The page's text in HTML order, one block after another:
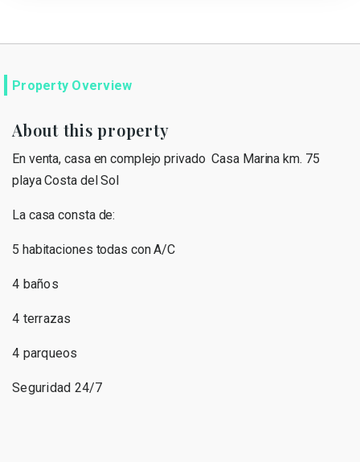
Property Overview
About this property
En venta, casa en complejo privado Casa Marina km. 75
playa Costa del Sol
La casa consta de:
5 habitaciones todas con A/C
4 baños
4 terrazas
4 parqueos
Seguridad 24/7